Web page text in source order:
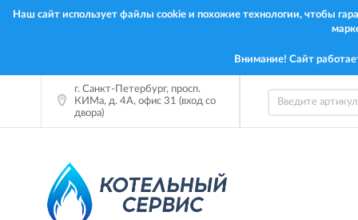
Наш сайт использует файлы cookie и похожие технологии, чтобы
Внимание! Сайт
г. Санкт-Петербург, просп.
КИМа, д. 4А, офис 31 (вход со
двора)